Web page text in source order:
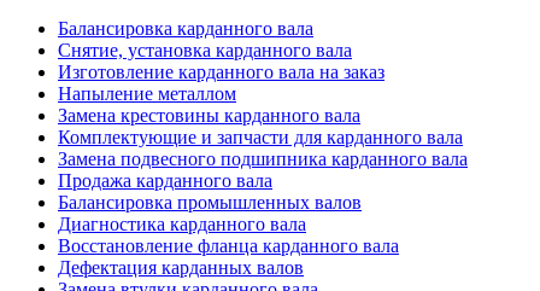
Балансировка карданного вала
Снятие, установка карданного вала
Изготовление карданного вала на заказ
Напыление металлом
Замена крестовины карданного вала
Комплектующие и запчасти для карданного вала
Замена подвесного подшипника карданного вала
Продажа карданного вала
Балансировка промышленных валов
Диагностика карданного вала
Восстановление фланца карданного вала
Дефектация карданных валов